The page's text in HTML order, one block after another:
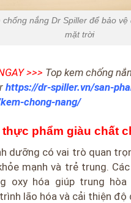
chống nắng Dr Spiller để bảo
mặt trời
>>> Top kem chống
https://dr-spiller.vn/san-
chong-nang/
phẩm giàu chất
dưỡng có vai trò quan
mạnh và trẻ trung.
oxy hóa giúp trung
lão hóa và cải thiện độ